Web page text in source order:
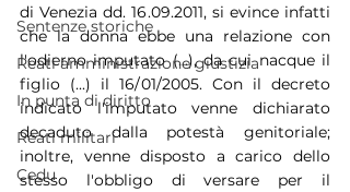
Sentenze storiche
Reati amministrazione giustizia
In punta di diritto
Reati militari
Cedu
di Venezia dd. 16.09.2011, si evince infatti
che la donna ebbe una relazione con
l'odierno imputato (...), da cui nacque il
figlio (...) il 16/01/2005. Con il decreto
indicato l'imputato venne dichiarato
decaduto dalla potestà genitoriale;
inoltre, venne disposto a carico dello
stesso l'obbligo di versare per il